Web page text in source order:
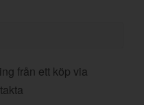
från ett köp via